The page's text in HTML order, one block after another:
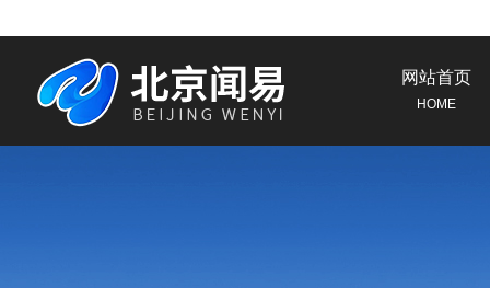
网站首页
HOME